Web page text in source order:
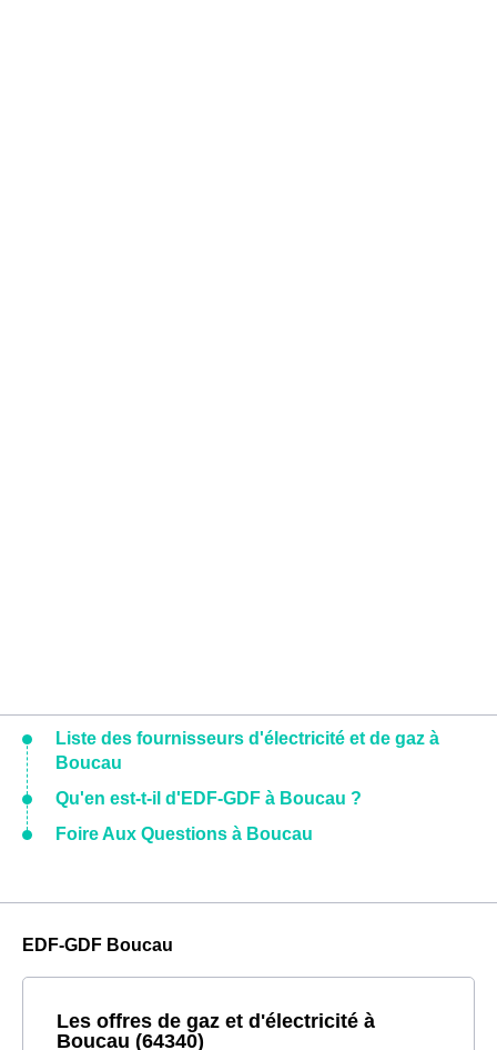
Liste des fournisseurs d'électricité et de gaz à
Boucau
Qu'en est-t-il d'EDF-GDF à Boucau ?
Foire Aux Questions à Boucau
EDF-GDF Boucau
Les offres de gaz et d'électricité à
Boucau (64340)